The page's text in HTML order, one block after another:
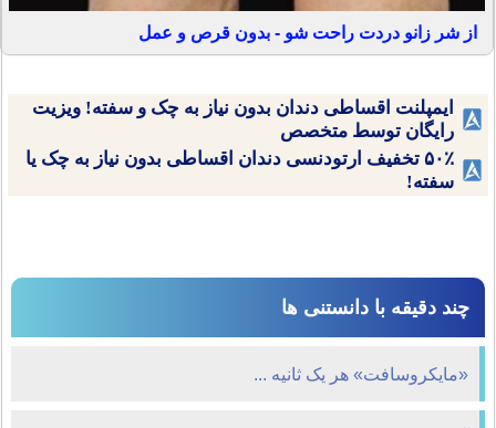
از شر زانو دردت راحت شو - بدون قرص و عمل
ایمپلنت اقساطی دندان بدون نیاز به چک و سفته! ویزیت
رایگان توسط متخصص
۵۰٪ تخفیف ارتودنسی دندان اقساطی بدون نیاز به چک یا
سفته!
چند دقیقه با دانستنی ها
«مایکروسافت» هر یک ثانیه ...